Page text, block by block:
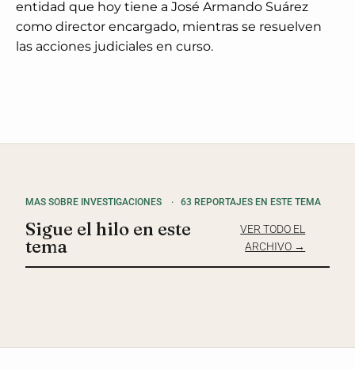
entidad que hoy tiene a José Armando Suárez
como director encargado, mientras se resuelven
las acciones judiciales en curso.
MAS SOBRE INVESTIGACIONES · 63 REPORTAJES EN ESTE TEMA
Sigue el hilo en este
tema
VER TODO EL
ARCHIVO →